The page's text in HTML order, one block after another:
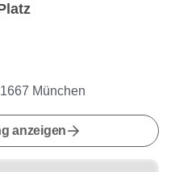
München
anzeigen